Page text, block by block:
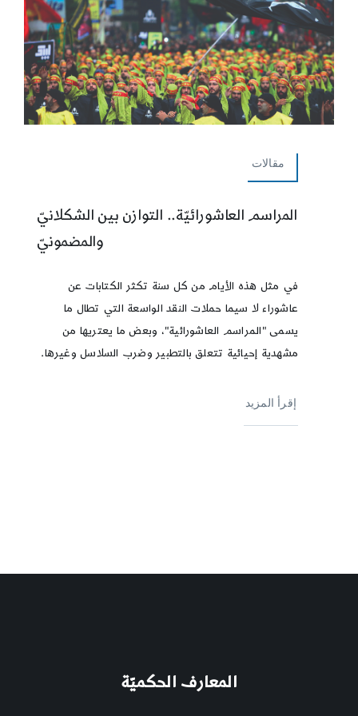
مقالات
المراسم العاشورائيّة.. التوازن بين الشكلانيّ
والمضمونيّ
في مثل هذه الأيام من كل سنة تكثر الكتابات عن
عاشوراء لا سيما حملات النقد الواسعة التي تطال ما
يسمى "المراسم العاشورائية"، وبعض ما يعتريها من
مشهدية إحيائية تتعلق بالتطبير وضرب السلاسل وغيرها.
إقرأ المزيد
المعارف الحكميّة